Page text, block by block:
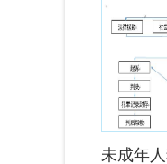
未成年